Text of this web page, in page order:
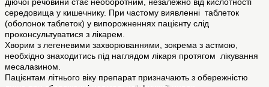
діючої речовини стає необоротним, незалежно від кислотності
середовища у кишечнику. При частому виявленні таблеток
(оболонок таблеток) у випорожненнях пацієнту слід
проконсультуватися з лікарем.
Хворим з легеневими захворюваннями, зокрема з астмою,
необхідно знаходитись під наглядом лікаря протягом лікування
месалазином.
Пацієнтам літнього віку препарат призначають з обережністю